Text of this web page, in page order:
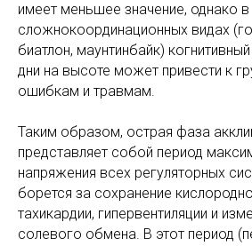
имеет меньшее значение, однако в
сложнокоординационных видах
биатлон, маунтинбайк)
дни на высоте может привести к
ошибкам и травмам.
Таким образом, острая фаза
представляет собой период
напряжения всех регуляторных
борется за сохранение
тахикардии, гипервентиляции и
солевого обмена. В этот период